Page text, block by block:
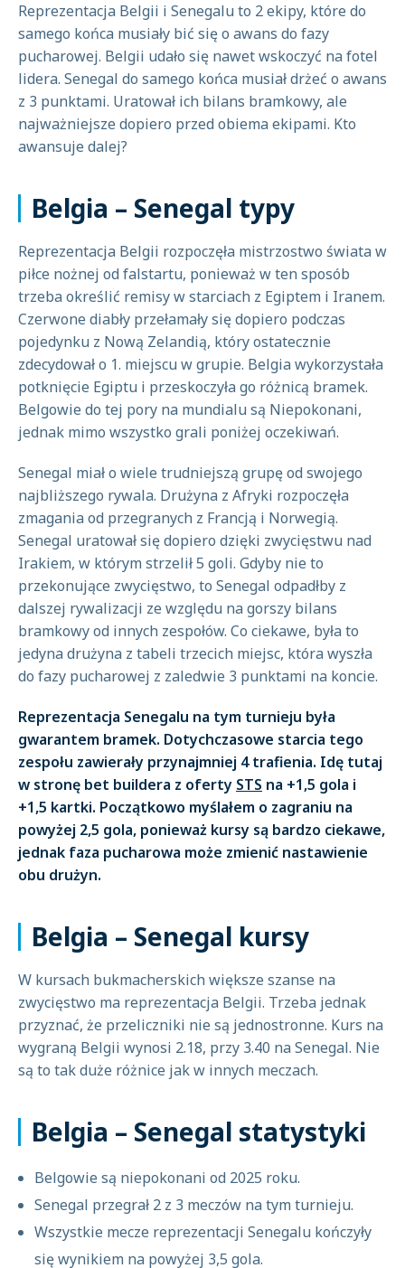
Reprezentacja Belgii i Senegalu to 2 ekipy, które do
samego końca musiały bić się o awans do fazy
pucharowej. Belgii udało się nawet wskoczyć na fotel
lidera. Senegal do samego końca musiał drżeć o awans
z 3 punktami. Uratował ich bilans bramkowy, ale
najważniejsze dopiero przed obiema ekipami. Kto
awansuje dalej?
Belgia – Senegal typy
Reprezentacja Belgii rozpoczęła mistrzostwo świata w
piłce nożnej od falstartu, ponieważ w ten sposób
trzeba określić remisy w starciach z Egiptem i Iranem.
Czerwone diabły przełamały się dopiero podczas
pojedynku z Nową Zelandią, który ostatecznie
zdecydował o 1. miejscu w grupie. Belgia wykorzystała
potknięcie Egiptu i przeskoczyła go różnicą bramek.
Belgowie do tej pory na mundialu są Niepokonani,
jednak mimo wszystko grali poniżej oczekiwań.
Senegal miał o wiele trudniejszą grupę od swojego
najbliższego rywala. Drużyna z Afryki rozpoczęła
zmagania od przegranych z Francją i Norwegią.
Senegal uratował się dopiero dzięki zwycięstwu nad
Irakiem, w którym strzelił 5 goli. Gdyby nie to
przekonujące zwycięstwo, to Senegal odpadłby z
dalszej rywalizacji ze względu na gorszy bilans
bramkowy od innych zespołów. Co ciekawe, była to
jedyna drużyna z tabeli trzecich miejsc, która wyszła
do fazy pucharowej z zaledwie 3 punktami na koncie.
Reprezentacja Senegalu na tym turnieju była
gwarantem bramek. Dotychczasowe starcia tego
zespołu zawierały przynajmniej 4 trafienia. Idę tutaj
w stronę bet buildera z oferty STS na +1,5 gola i
+1,5 kartki. Początkowo myślałem o zagraniu na
powyżej 2,5 gola, ponieważ kursy są bardzo ciekawe,
jednak faza pucharowa może zmienić nastawienie
obu drużyn.
Belgia – Senegal kursy
W kursach bukmacherskich większe szanse na
zwycięstwo ma reprezentacja Belgii. Trzeba jednak
przyznać, że przeliczniki nie są jednostronne. Kurs na
wygraną Belgii wynosi 2.18, przy 3.40 na Senegal. Nie
są to tak duże różnice jak w innych meczach.
Belgia – Senegal statystyki
Belgowie są niepokonani od 2025 roku.
Senegal przegrał 2 z 3 meczów na tym turnieju.
Wszystkie mecze reprezentacji Senegalu kończyły
się wynikiem na powyżej 3,5 gola.